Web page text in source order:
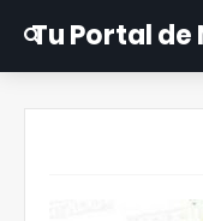
Tu Portal